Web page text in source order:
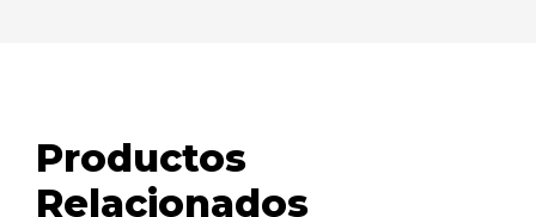
Productos
Relacionados